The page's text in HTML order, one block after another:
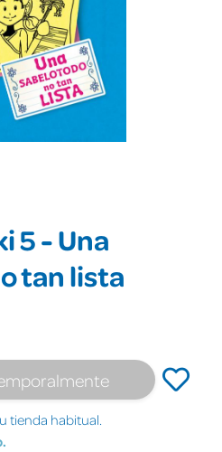
5 - Una
tan lista
tienda habitual.